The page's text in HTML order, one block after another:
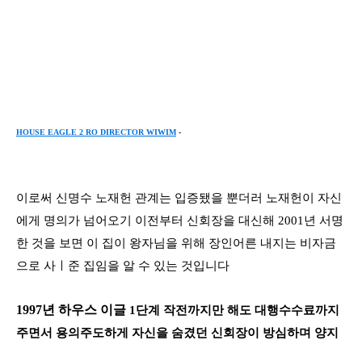
HOUSE EAGLE 2 RO DIRECTOR WIWIM -
이로써 신명수 노재헌 관계는 입증됐을 뿐더러 노재헌이 자신
에게 명의가 넘어오기 이전부터 신회장을 대신해 2001 년 서명
한 것을 보면 이 집이 왕자님을 위해 장인어른 내지는 비자금
으로 사ㅣ준 집임을 알 수 있는 것입니다
1997년 하우스 이글 1 단계 작전까지만 해도 대행수수료까지
주면서 용의주도하게 자신을 숨겼던 신회장이 방심하며 양지